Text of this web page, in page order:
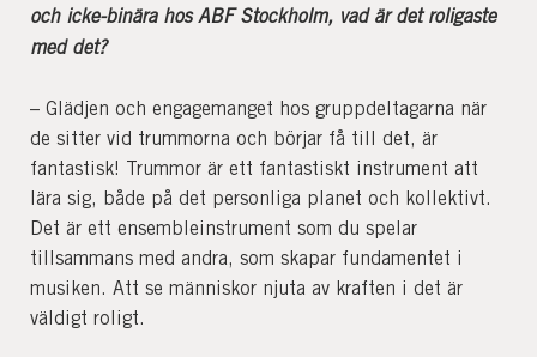
och icke-binära hos ABF Stockholm, vad är det roligaste
med det?
– Glädjen och engagemanget hos gruppdeltagarna när
de sitter vid trummorna och börjar få till det, är
fantastisk! Trummor är ett fantastiskt instrument att
lära sig, både på det personliga planet och kollektivt.
Det är ett ensembleinstrument som du spelar
tillsammans med andra, som skapar fundamentet i
musiken. Att se människor njuta av kraften i det är
väldigt roligt.